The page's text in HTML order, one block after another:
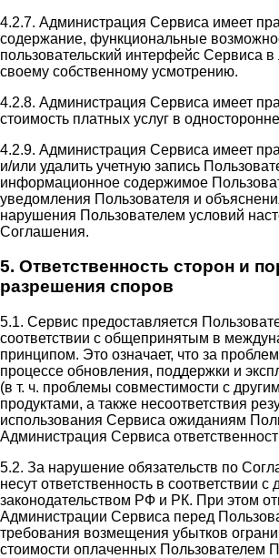
4.2.7. Администрация Сервиса имеет
содержание, функциональные
пользовательский интерфейс Сервиса
своему собственному усмотрению.
4.2.8. Администрация Сервиса имеет
стоимость платных услуг в
4.2.9. Администрация Сервиса имеет
и/или удалить учетную запись
информационное содержимое
уведомления Пользователя и
нарушения Пользователем условий
Соглашения.
5. Ответственность сторон и
разрешения споров
5.1. Сервис предоставляется
соответствии с общепринятым в
принципом. Это означает, что за
процессе обновления, поддержки и
(в т. ч. проблемы совместимости с
продуктами, а также несоответствия
использования Сервиса ожиданиям
Администрация Сервиса
5.2. За нарушение обязательств по
несут ответственность в соответствии
законодательством РФ и РК. При этом
Администрации Сервиса перед
требования возмещения убытков
стоимости оплаченных Пользователем